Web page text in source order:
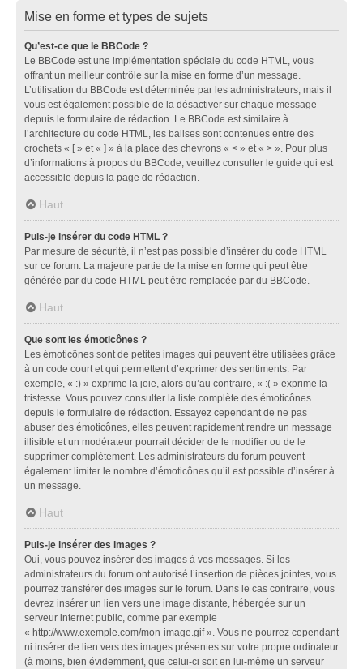
Mise en forme et types de sujets
Qu’est-ce que le BBCode ?
Le BBCode est une implémentation spéciale du code HTML, vous
offrant un meilleur contrôle sur la mise en forme d’un message.
L’utilisation du BBCode est déterminée par les administrateurs, mais il
vous est également possible de la désactiver sur chaque message
depuis le formulaire de rédaction. Le BBCode est similaire à
l’architecture du code HTML, les balises sont contenues entre des
crochets « [ » et « ] » à la place des chevrons « < » et « > ». Pour plus
d’informations à propos du BBCode, veuillez consulter le guide qui est
accessible depuis la page de rédaction.
Haut
Puis-je insérer du code HTML ?
Par mesure de sécurité, il n’est pas possible d’insérer du code HTML
sur ce forum. La majeure partie de la mise en forme qui peut être
générée par du code HTML peut être remplacée par du BBCode.
Haut
Que sont les émoticônes ?
Les émoticônes sont de petites images qui peuvent être utilisées grâce
à un code court et qui permettent d’exprimer des sentiments. Par
exemple, « :) » exprime la joie, alors qu’au contraire, « :( » exprime la
tristesse. Vous pouvez consulter la liste complète des émoticônes
depuis le formulaire de rédaction. Essayez cependant de ne pas
abuser des émoticônes, elles peuvent rapidement rendre un message
illisible et un modérateur pourrait décider de le modifier ou de le
supprimer complètement. Les administrateurs du forum peuvent
également limiter le nombre d’émoticônes qu’il est possible d’insérer à
un message.
Haut
Puis-je insérer des images ?
Oui, vous pouvez insérer des images à vos messages. Si les
administrateurs du forum ont autorisé l’insertion de pièces jointes, vous
pourrez transférer des images sur le forum. Dans le cas contraire, vous
devrez insérer un lien vers une image distante, hébergée sur un
serveur internet public, comme par exemple
« http://www.exemple.com/mon-image.gif ». Vous ne pourrez cependant
ni insérer de lien vers des images présentes sur votre propre ordinateur
(à moins, bien évidemment, que celui-ci soit en lui-même un serveur